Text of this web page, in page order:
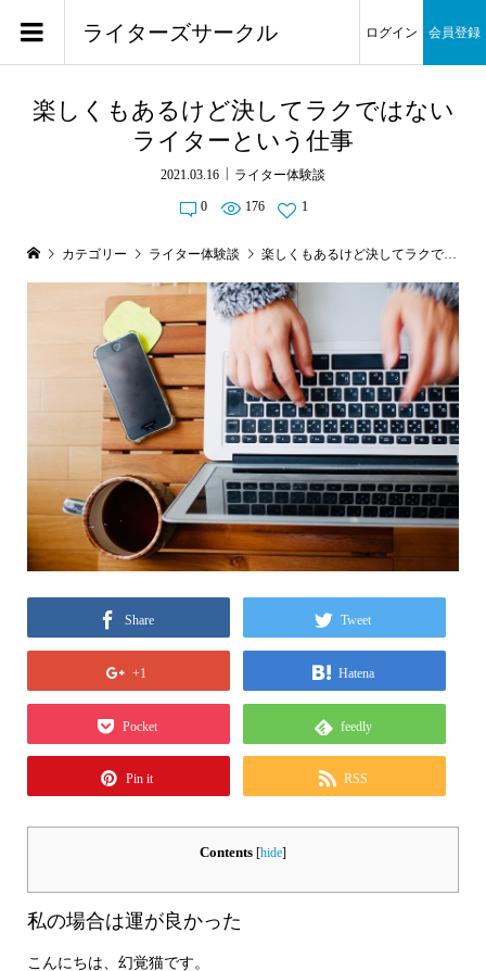
ライターズサークル ログイン 会員登録
楽しくもあるけど決してラクではない
ライターという仕事
2021.03.16 ライター体験談
0 176 1
カテゴリー ライター体験談 楽しくもあるけど決してラクではないライターという仕事
Share Tweet
+1 Hatena
Pocket feedly
Pin it RSS
Contents [hide]
私の場合は運が良かった
こんにちは、幻覚猫です。